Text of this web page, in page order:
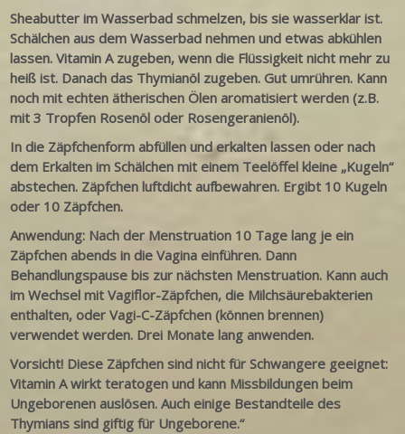
Sheabutter im Wasserbad schmelzen, bis sie wasserklar ist.
Schälchen aus dem Wasserbad nehmen und etwas abkühlen
lassen. Vitamin A zugeben, wenn die Flüssigkeit nicht mehr zu
heiß ist. Danach das Thymianöl zugeben. Gut umrühren. Kann
noch mit echten ätherischen Ölen aromatisiert werden (z.B.
mit 3 Tropfen Rosenöl oder Rosengeranienöl).
In die Zäpfchenform abfüllen und erkalten lassen oder nach
dem Erkalten im Schälchen mit einem Teelöffel kleine „Kugeln“
abstechen. Zäpfchen luftdicht aufbewahren. Ergibt 10 Kugeln
oder 10 Zäpfchen.
Anwendung: Nach der Menstruation 10 Tage lang je ein
Zäpfchen abends in die Vagina einführen. Dann
Behandlungspause bis zur nächsten Menstruation. Kann auch
im Wechsel mit Vagiflor-Zäpfchen, die Milchsäurebakterien
enthalten, oder Vagi-C-Zäpfchen (können brennen)
verwendet werden. Drei Monate lang anwenden.
Vorsicht! Diese Zäpfchen sind nicht für Schwangere geeignet:
Vitamin A wirkt teratogen und kann Missbildungen beim
Ungeborenen auslösen. Auch einige Bestandteile des
Thymians sind giftig für Ungeborene.“